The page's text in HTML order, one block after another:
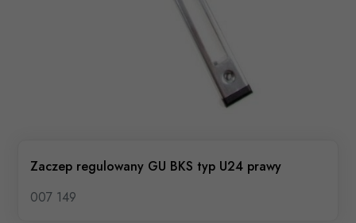
Zaczep regulowany GU BKS typ U24 prawy
007 149